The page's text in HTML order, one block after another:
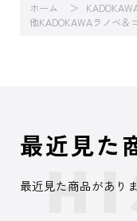
ホーム
他KADOKAWAラノベ＆
最近見た
最近見た商品がありま